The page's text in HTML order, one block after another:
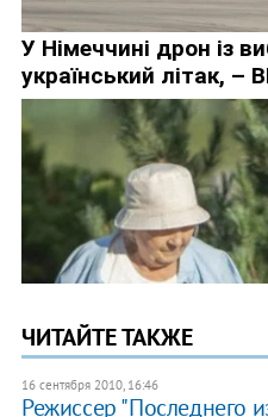
ЧИТАЙТЕ ТАКЖЕ
16 сентября 2010, 16:46
Режиссер "Последнего